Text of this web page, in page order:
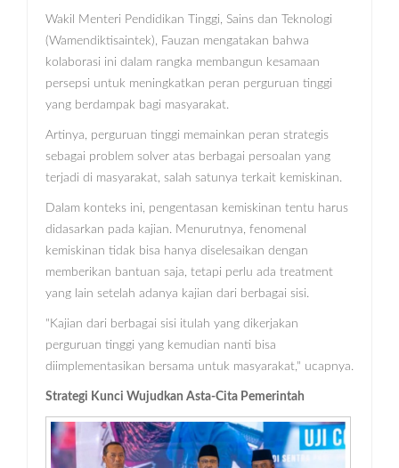
Wakil Menteri Pendidikan Tinggi, Sains dan Teknologi
(Wamendiktisaintek), Fauzan mengatakan bahwa
kolaborasi ini dalam rangka membangun kesamaan
persepsi untuk meningkatkan peran perguruan tinggi
yang berdampak bagi masyarakat.
Artinya, perguruan tinggi memainkan peran strategis
sebagai problem solver atas berbagai persoalan yang
terjadi di masyarakat, salah satunya terkait kemiskinan.
Dalam konteks ini, pengentasan kemiskinan tentu harus
didasarkan pada kajian. Menurutnya, fenomenal
kemiskinan tidak bisa hanya diselesaikan dengan
memberikan bantuan saja, tetapi perlu ada treatment
yang lain setelah adanya kajian dari berbagai sisi.
"Kajian dari berbagai sisi itulah yang dikerjakan
perguruan tinggi yang kemudian nanti bisa
diimplementasikan bersama untuk masyarakat," ucapnya.
Strategi Kunci Wujudkan Asta-Cita Pemerintah